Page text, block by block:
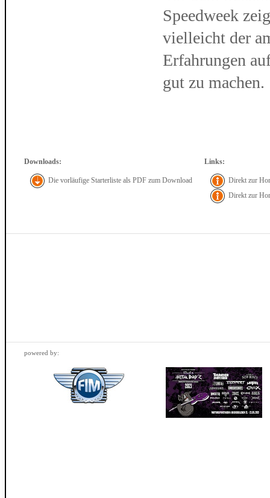
Speedweek
vielleicht der
Erfahrungen
gut zu machen.
Downloads:
Die vorläufige Starterliste als PDF zum Download
Links:
Direkt zur
Direkt zur
powered by: